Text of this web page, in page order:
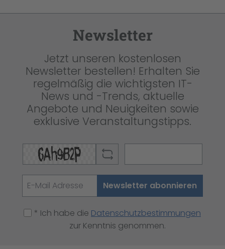
Newsletter
Jetzt unseren kostenlosen
Newsletter bestellen! Erhalten Sie
regelmäßig die wichtigsten IT-
News und -Trends, aktuelle
Angebote und Neuigkeiten sowie
exklusive Veranstaltungstipps.
Newsletter abonnieren
* Ich habe die Datenschutzbestimmungen
zur Kenntnis genommen.